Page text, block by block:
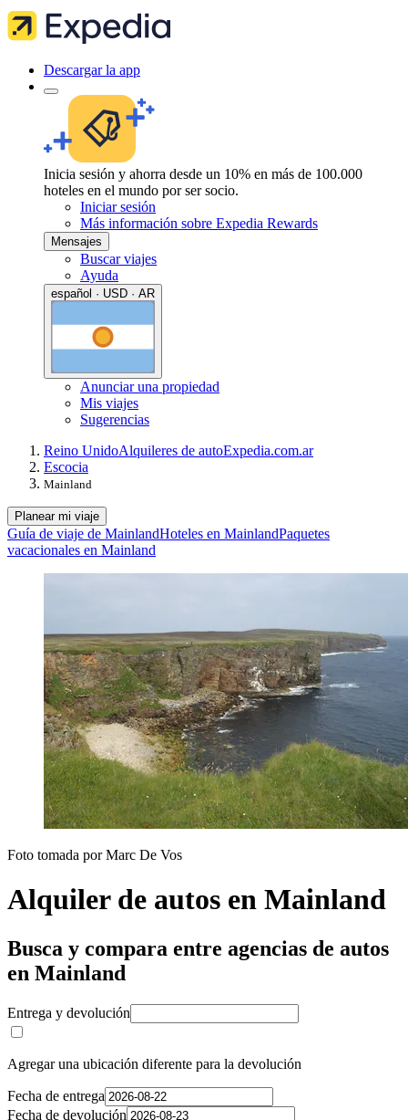
Descargar la app
Inicia sesión y ahorra desde un 10% en más de 100.000
hoteles en el mundo por ser socio.
Iniciar sesión
Más información sobre Expedia Rewards
Mensajes
Buscar viajes
Ayuda
español · USD · AR
Anunciar una propiedad
Mis viajes
Sugerencias
Reino UnidoAlquileres de autoExpedia.com.ar
Escocia
Mainland
Planear mi viaje
Guía de viaje de MainlandHoteles en MainlandPaquetes
vacacionales en Mainland
Foto tomada por Marc De Vos
Alquiler de autos en Mainland
Busca y compara entre agencias de autos
en Mainland
Entrega y devolución
Agregar una ubicación diferente para la devolución
Fecha de entrega
Fecha de devolución